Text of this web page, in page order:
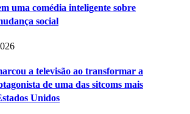
uma comédia inteligente sobre
social
a televisão ao transformar a
de uma das sitcoms mais
Unidos